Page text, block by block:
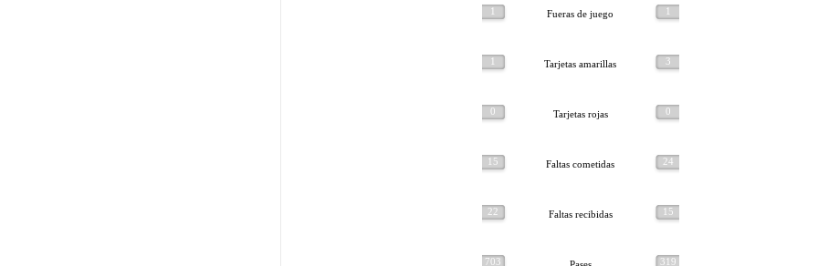
1 Fueras de juego 1
1 Tarjetas amarillas 3
0 Tarjetas rojas 0
15 Faltas cometidas 24
22 Faltas recibidas 15
703 319